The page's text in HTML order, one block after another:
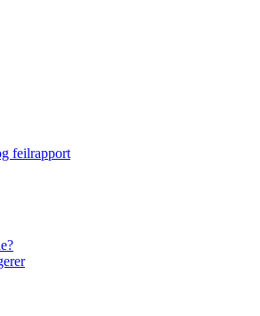
feilrapport